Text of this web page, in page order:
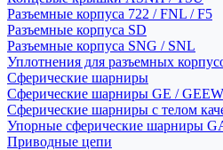
Разъемные корпуса 722 / FNL / F5
Разъемные корпуса SD
Разъемные корпуса SNG / SNL
Уплотнения для разъемных
Сферические шарниры
Сферические шарниры GE /
Сферические шарниры с телом
Упорные сферические шарниры
Приводные цепи